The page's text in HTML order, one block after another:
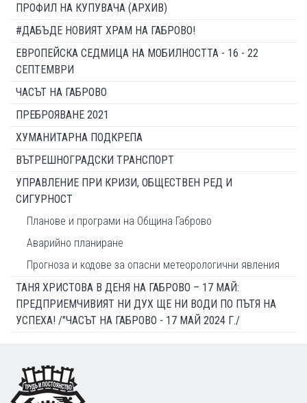
ПРОФИЛ НА КУПУВАЧА (АРХИВ)
#ДАБЪДЕ НОВИЯТ ХРАМ НА ГАБРОВО!
ЕВРОПЕЙСКА СЕДМИЦА НА МОБИЛНОСТТА - 16 - 22
СЕПТЕМВРИ
ЧАСЪТ НА ГАБРОВО
ПРЕБРОЯВАНЕ 2021
ХУМАНИТАРНА ПОДКРЕПА
ВЪТРЕШНОГРАДСКИ ТРАНСПОРТ
УПРАВЛЕНИЕ ПРИ КРИЗИ, ОБЩЕСТВЕН РЕД И
СИГУРНОСТ
Планове и програми на Община Габрово
Аварийно планиране
Прогноза и кодове за опасни метеорологични явления
ТАНЯ ХРИСТОВА В ДЕНЯ НА ГАБРОВО – 17 МАЙ:
ПРЕДПРИЕМЧИВИЯТ НИ ДУХ ЩЕ НИ ВОДИ ПО ПЪТЯ НА
УСПЕХА! /"ЧАСЪТ НА ГАБРОВО - 17 МАЙ 2024 Г./
Footer